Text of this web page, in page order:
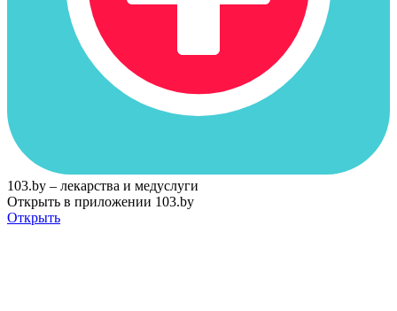
103.by – лекарства и медуслуги
Открыть в приложении 103.by
Открыть